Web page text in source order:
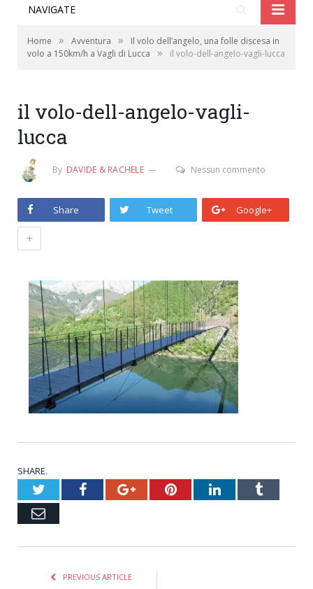
NAVIGATE
Home » Avventura »
Il volo dell’angelo, una folle discesa in
volo a 150km/h a Vagli di Lucca
» il volo-dell-angelo-vagli-lucca
il volo-dell-angelo-vagli-
lucca
By DAVIDE & RACHELE Nessun commento
Share Tweet Google+
+
SHARE.
TwitterFacebookGoogle+PinterestLinkedInTumblr
Email
PREVIOUS ARTICLE